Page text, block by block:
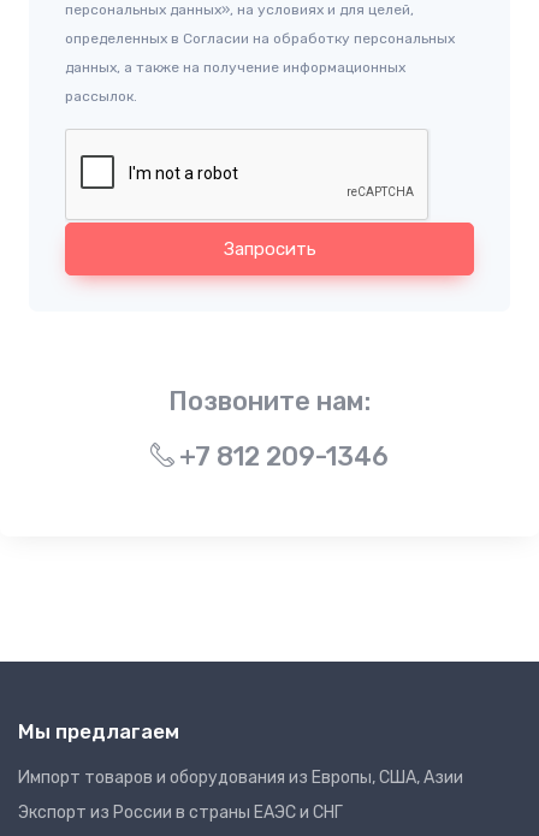
персональных данных», на условиях и для целей,
определенных в Согласии на обработку персональных
данных, а также на получение информационных
рассылок.
Запросить
Позвоните нам:
+7 812 209-1346
Мы предлагаем
Импорт товаров и оборудования из Европы, США, Азии
Экспорт из России в страны ЕАЭС и СНГ